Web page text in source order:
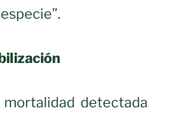
detectada